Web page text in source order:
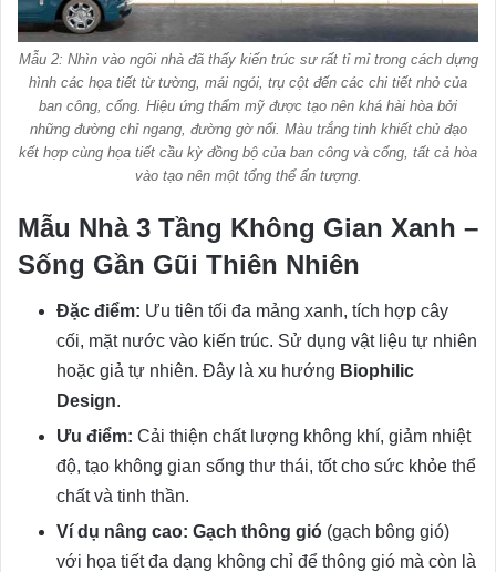
Mẫu 2: Nhìn vào ngôi nhà đã thấy kiến trúc sư rất tỉ mỉ trong cách dựng
hình các họa tiết từ tường, mái ngói, trụ cột đến các chi tiết nhỏ của
ban công, cổng. Hiệu ứng thẩm mỹ được tạo nên khá hài hòa bởi
những đường chỉ ngang, đường gờ nổi. Màu trắng tinh khiết chủ đạo
kết hợp cùng họa tiết cầu kỳ đồng bộ của ban công và cổng, tất cả hòa
vào tạo nên một tổng thể ấn tượng.
Mẫu Nhà 3 Tầng Không Gian Xanh –
Sống Gần Gũi Thiên Nhiên
Đặc điểm: Ưu tiên tối đa mảng xanh, tích hợp cây
cối, mặt nước vào kiến trúc. Sử dụng vật liệu tự nhiên
hoặc giả tự nhiên. Đây là xu hướng Biophilic
Design.
Ưu điểm: Cải thiện chất lượng không khí, giảm nhiệt
độ, tạo không gian sống thư thái, tốt cho sức khỏe thể
chất và tinh thần.
Ví dụ nâng cao: Gạch thông gió (gạch bông gió)
với họa tiết đa dạng không chỉ để thông gió mà còn là